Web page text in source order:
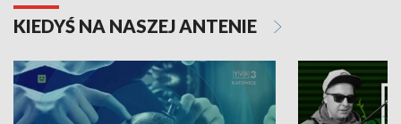
KIEDYŚ NA NASZEJ ANTENIE